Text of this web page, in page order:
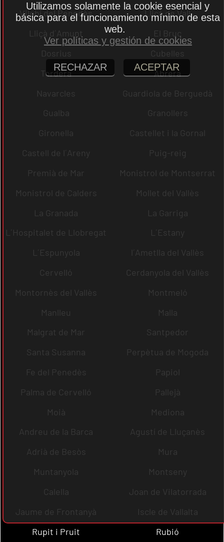
Vilobí del Penedès
Lliçà de Vall
Lliçà d´Amunt
El Bruc
Dosrius
Cubelles
Tordera
Abrera
Navarcles
Guardiola de Berguedà
Gualba
Granollers
Gironella
Castellet i la Gornal
Castell de l´Areny
Puig-reig
Premià de Mar
Monistrol de Montserrat
Monistrol de Calders
Mollet del Vallès
La Granada
La Garriga
L´Hospitalet de Llobregat
L´Estany
L´Espunyola
l´Ametlla del Vallès
Cervelló
Cerdanyola del Vallès
Montornès del Vallès
Montmeló
Manlleu
Malla
Malgrat de Mar
Santpedor
Santa Susanna
Perpètua de Mogoda
Fe del Penedès
Papiol
Palma de Cervelló
Pallejà
Moià
Mediona
Andreu de la Barca
Agustí de Lluçanès
Adrià de Besòs
Mura
Muntanyola
Montseny
Calella
Joan de Vilatorrada
Jaume de Frontanyà
Iscle de Vallalta
Rupit i Pruit
Rubió
Utilizamos solamente la cookie esencial y
básica para el funcionamiento mínimo de esta
web.
Ver políticas y gestión de cookies
RECHAZAR ACEPTAR